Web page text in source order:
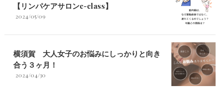
【リンパケアサロンc-class】
2024/05/09
横須賀 大人女子のお悩みにしっかりと向き
合う３ヶ月！
2024/04/30